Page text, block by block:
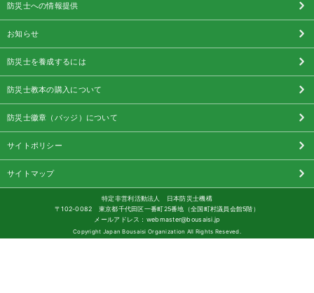
防災士への情報提供
お知らせ
防災士を養成するには
防災士教本の購入について
防災士徽章（バッジ）について
サイトポリシー
サイトマップ
特定非営利活動法人 日本防災士機構
〒102-0082 東京都千代田区一番町25番地（全国町村議員会館5階）
メールアドレス：webmaster@bousaisi.jp
Copyright Japan Bousaisi Organization All Rights Reseved.